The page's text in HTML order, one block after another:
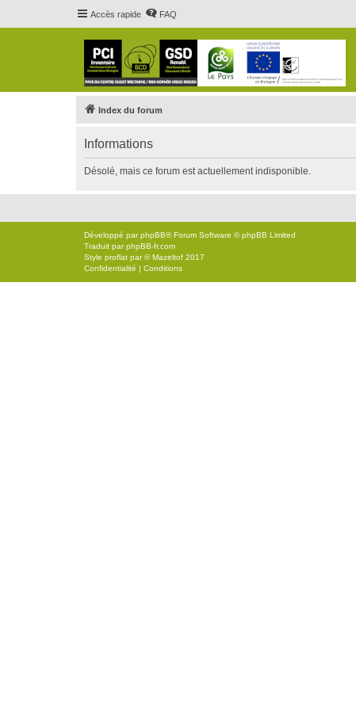
Accès rapide FAQ
Index du forum
Informations
Désolé, mais ce forum est actuellement indisponible.
Développé parphpBB® Forum Software © phpBB Limited
Traduit parphpBB-fr.com
Style proflat par ©Mazeltof 2017
Confidentialité | Conditions